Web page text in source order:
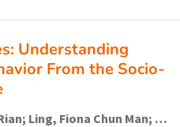
Understanding
From the Socio-
Yesiltepe, Demet; Pepping, Rian; Ling, Fiona Chun Man; Tempest, Gavin; Mauw, Steven (Kenniscentrum Bewegen, Sport En Voeding); Janssen, Mirka (Lectoraat Bewegen In En Om School); Hettinga, Florentina